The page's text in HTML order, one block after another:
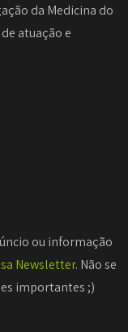
da Medicina do
atuação e
ou informação
Newsletter. Não se
importantes ;)